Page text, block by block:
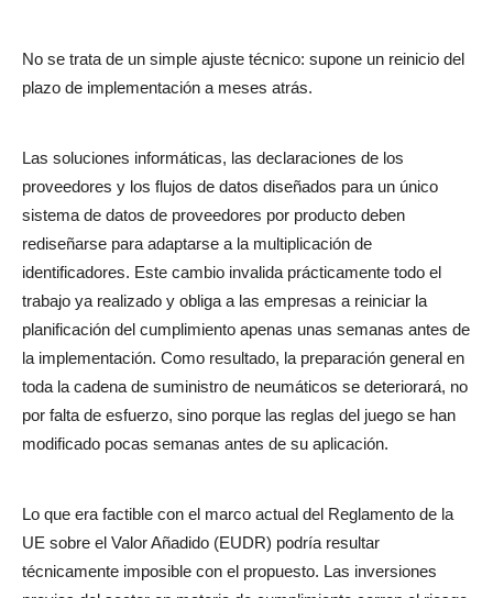
No se trata de un simple ajuste técnico: supone un reinicio del
plazo de implementación a meses atrás.
Las soluciones informáticas, las declaraciones de los
proveedores y los flujos de datos diseñados para un único
sistema de datos de proveedores por producto deben
rediseñarse para adaptarse a la multiplicación de
identificadores. Este cambio invalida prácticamente todo el
trabajo ya realizado y obliga a las empresas a reiniciar la
planificación del cumplimiento apenas unas semanas antes de
la implementación. Como resultado, la preparación general en
toda la cadena de suministro de neumáticos se deteriorará, no
por falta de esfuerzo, sino porque las reglas del juego se han
modificado pocas semanas antes de su aplicación.
Lo que era factible con el marco actual del Reglamento de la
UE sobre el Valor Añadido (EUDR) podría resultar
técnicamente imposible con el propuesto. Las inversiones